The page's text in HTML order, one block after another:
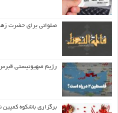
صلواتی برای حضرت
رژیم صهیونیستی
برگزاری باشکوه